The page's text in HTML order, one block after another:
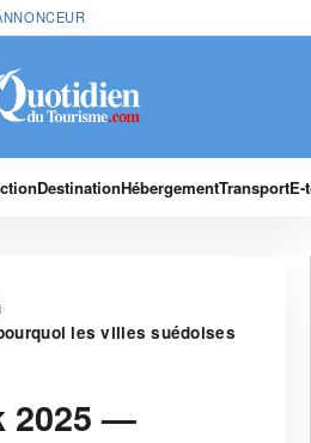
DestinationHébergementTransport
›
les villes suédoises
2025 —